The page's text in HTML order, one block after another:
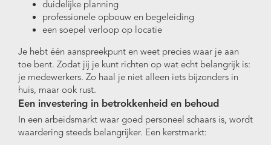
duidelijke planning
professionele opbouw en begeleiding
een soepel verloop op locatie
Je hebt één aanspreekpunt en weet precies waar je aan
toe bent. Zodat jij je kunt richten op wat echt belangrijk is:
je medewerkers. Zo haal je niet alleen iets bijzonders in
huis, maar ook rust.
Een investering in betrokkenheid en behoud
In een arbeidsmarkt waar goed personeel schaars is, wordt
waardering steeds belangrijker. Een kerstmarkt: